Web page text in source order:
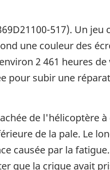
517). Un jeu
une couleur des
2 461 heures
pour subir une
de l'hélicoptère
de la pale. Le
causée par la
que la crique avait